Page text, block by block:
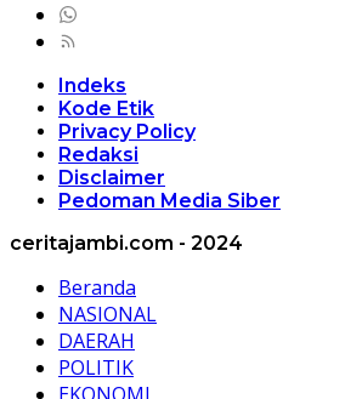
Indeks
Kode Etik
Privacy Policy
Redaksi
Disclaimer
Pedoman Media Siber
ceritajambi.com - 2024
Beranda
NASIONAL
DAERAH
POLITIK